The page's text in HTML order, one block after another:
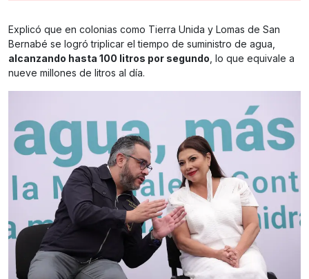
Explicó que en colonias como Tierra Unida y Lomas de San
Bernabé se logró triplicar el tiempo de suministro de agua,
alcanzando hasta 100 litros por segundo , lo que equivale a
nueve millones de litros al día.